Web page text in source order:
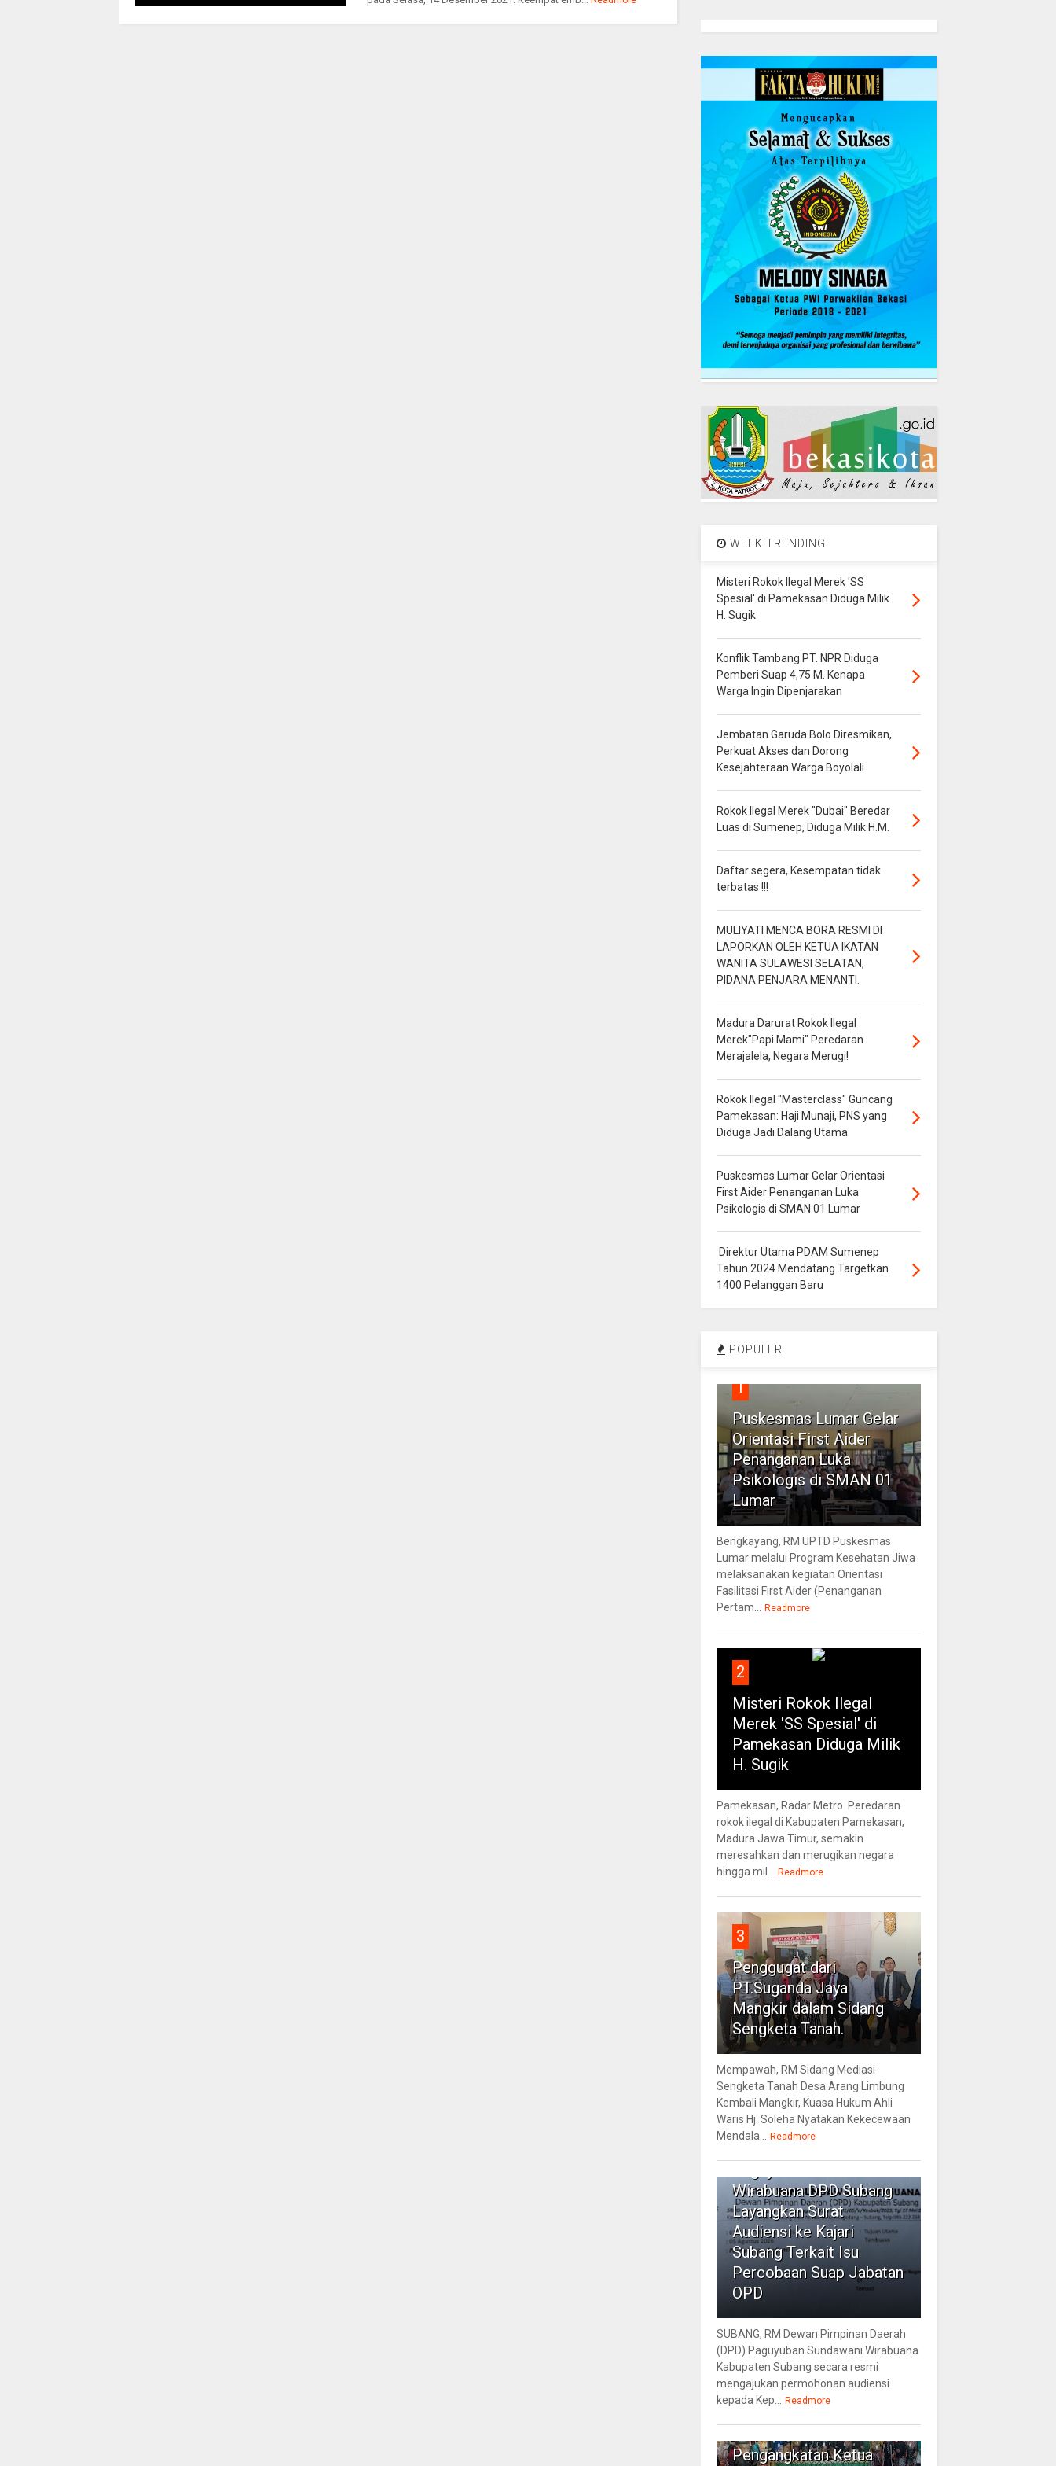
WEEK TRENDING
Misteri Rokok Ilegal Merek 'SS
Spesial' di Pamekasan Diduga Milik
H. Sugik
Konflik Tambang PT. NPR Diduga
Pemberi Suap 4,75 M. Kenapa
Warga Ingin Dipenjarakan
Jembatan Garuda Bolo Diresmikan,
Perkuat Akses dan Dorong
Kesejahteraan Warga Boyolali
Rokok Ilegal Merek "Dubai" Beredar
Luas di Sumenep, Diduga Milik H.M.
Daftar segera, Kesempatan tidak
terbatas !!!
MULIYATI MENCA BORA RESMI DI
LAPORKAN OLEH KETUA IKATAN
WANITA SULAWESI SELATAN,
PIDANA PENJARA MENANTI.
Madura Darurat Rokok Ilegal
Merek"Papi Mami" Peredaran
Merajalela, Negara Merugi!
Rokok Ilegal "Masterclass" Guncang
Pamekasan: Haji Munaji, PNS yang
Diduga Jadi Dalang Utama
Puskesmas Lumar Gelar Orientasi
First Aider Penanganan Luka
Psikologis di SMAN 01 Lumar
Direktur Utama PDAM Sumenep
Tahun 2024 Mendatang Targetkan
1400 Pelanggan Baru
POPULER
1
Puskesmas Lumar Gelar
Orientasi First Aider
Penanganan Luka
Psikologis di SMAN 01
Lumar
Bengkayang, RM UPTD Puskesmas
Lumar melalui Program Kesehatan Jiwa
melaksanakan kegiatan Orientasi
Fasilitasi First Aider (Penanganan
Pertam...
Readmore
2
Misteri Rokok Ilegal
Merek 'SS Spesial' di
Pamekasan Diduga Milik
H. Sugik
Pamekasan, Radar Metro Peredaran
rokok ilegal di Kabupaten Pamekasan,
Madura Jawa Timur, semakin
meresahkan dan merugikan negara
hingga mil...
Readmore
3
Penggugat dari
PT.Suganda Jaya
Mangkir dalam Sidang
Sengketa Tanah.
Mempawah, RM Sidang Mediasi
Sengketa Tanah Desa Arang Limbung
Kembali Mangkir, Kuasa Hukum Ahli
Waris Hj. Soleha Nyatakan Kekecewaan
Mendala...
Readmore
4
Wirabuana DPD Subang
Layangkan Surat
Audiensi ke Kajari
Subang Terkait Isu
Percobaan Suap Jabatan
OPD
SUBANG, RM Dewan Pimpinan Daerah
(DPD) Paguyuban Sundawani Wirabuana
Kabupaten Subang secara resmi
mengajukan permohonan audiensi
kepada Kep...
Readmore
5
Pengangkatan Ketua